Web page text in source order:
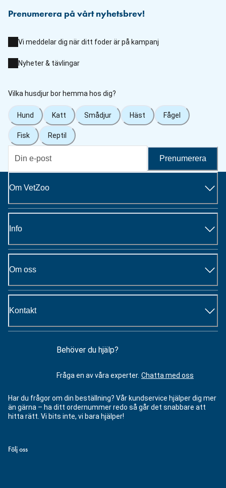
Prenumerera på vårt nyhetsbrev!
Vi meddelar dig när ditt foder är på kampanj
Nyheter & tävlingar
Vilka husdjur bor hemma hos dig?
Hund Katt Smådjur Häst Fågel
Fisk Reptil
Prenumerera
Om VetZoo
Info
Om oss
Kontakt
Behöver du hjälp?
Fråga en av våra experter. Chatta med oss
Har du frågor om din beställning? Vår kundservice hjälper dig mer
än gärna – ha ditt ordernummer redo så går det snabbare att
hitta rätt. Vi bits inte, vi bara hjälper!
Följ oss